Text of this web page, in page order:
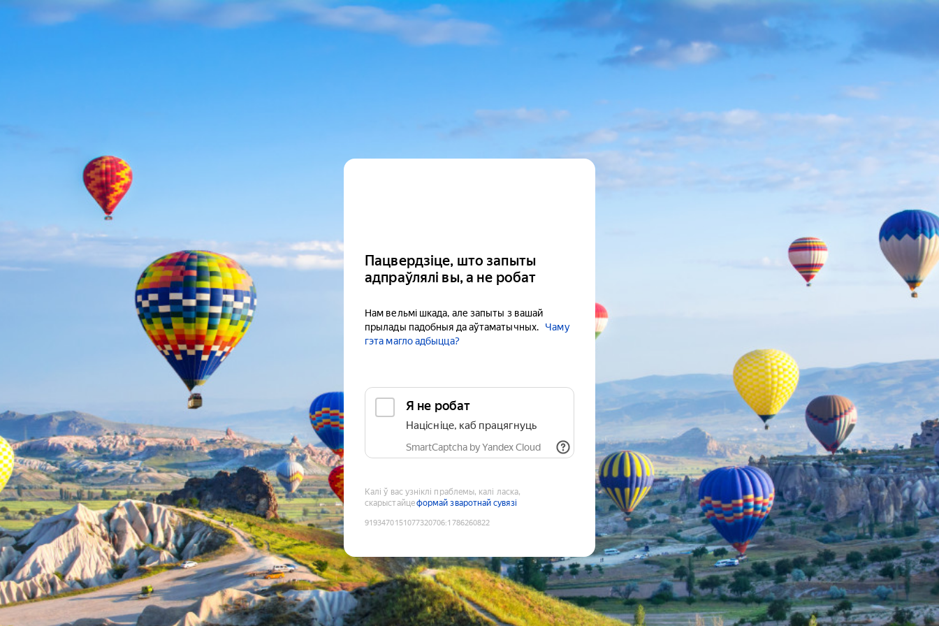
Пацвердзіце, што запыты
адпраўлялі вы, а не робат
Нам вельмі шкада, але запыты з вашай
прылады падобныя да аўтаматычных.
Чаму
гэта магло адбыцца?
Я не робат
Націсніце, каб працягнуць
SmartCaptcha by Yandex Cloud
Калі ў вас узніклі праблемы, калі ласка,
скарыстайцеформай зваротнай сувязі
9193470151077320706:1786260822